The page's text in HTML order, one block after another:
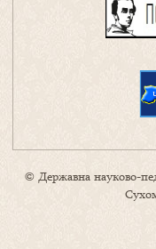
© Державна науково-